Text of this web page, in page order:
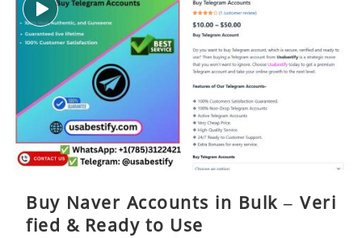
Buy Naver Accounts in Bulk – Veri
fied & Ready to Use